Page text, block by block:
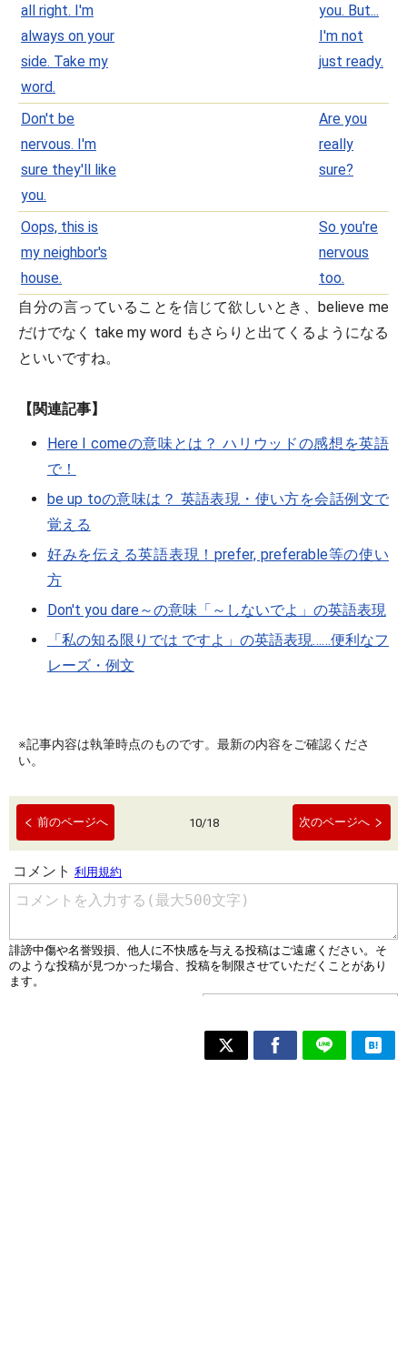
all right. I'm
always on your
side. Take my
word.
you. But...
I'm not
just ready.
Don't be
nervous. I'm
sure they'll like
you.
Are you
really
sure?
Oops, this is
my neighbor's
house.
So you're
nervous
too.
自分の言っていることを信じて欲しいとき、believe me
だけでなく take my word もさらりと出てくるようになる
といいですね。
【関連記事】
Here I comeの意味とは？ ハリウッドの感想を英語
で！
be up toの意味は？ 英語表現・使い方を会話例文で
覚える
好みを伝える英語表現！prefer, preferable等の使い
方
Don't you dare～の意味「～しないでよ」の英語表現
「私の知る限りでは ですよ」の英語表現……便利なフ
レーズ・例文
※記事内容は執筆時点のものです。最新の内容をご確認くださ
い。
前のページへ 10/18 次のページへ